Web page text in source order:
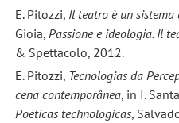
E. Pitozzi, Il teatro è un sistema
Gioia, Passione e ideologia. Il
& Spettacolo, 2012.
E. Pitozzi, Tecnologias da
cena contemporânea, in I.
Poéticas technologicas,